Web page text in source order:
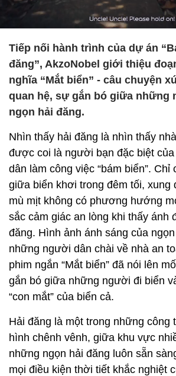
Tiếp nối hành trình của dự án
đăng”, AkzoNobel giới thiệu
nghĩa “Mắt biển” - câu chuyện
quan hệ, sự gắn bó giữa những
ngọn hải đăng.
Nhìn thấy hải đăng là nhìn thấy
được coi là người bạn đặc biệt
dân làm công việc “bám biển”.
giữa biển khơi trong đêm tối, xung
mù mịt không có phương hướng
sắc cảm giác an lòng khi thấy ánh
đăng. Hình ảnh ánh sáng của
những người dân chài về nhà an
phim ngắn “Mắt biển” đã nói lên
gắn bó giữa những người đi biển
“con mắt” của biển cả.
Hải đăng là một trong những công
hình chênh vênh, giữa khu vực
những ngọn hải đăng luôn sẵn
mọi điều kiện thời tiết khắc nghiệt